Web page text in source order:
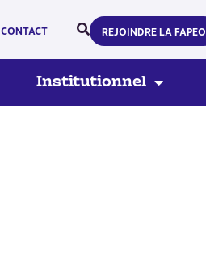
CONTACT REJOINDRE LA FAPEO
Institutionnel